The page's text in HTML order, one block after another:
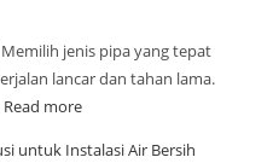
jenis pipa yang tepat
lancar dan tahan lama.
Read more
untuk Instalasi Air Bersih